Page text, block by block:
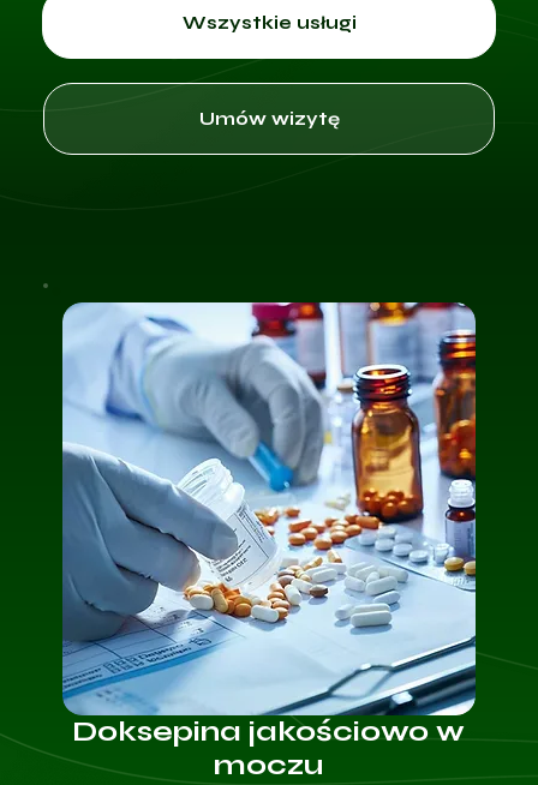
Wszystkie usługi
Umów wizytę
Doksepina jakościowo w
moczu